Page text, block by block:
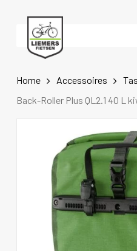
Home Accessoires
Back-Roller Plus QL2.1 40 L